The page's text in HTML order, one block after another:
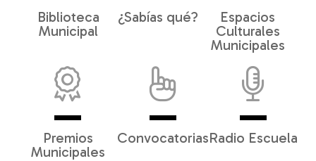
Biblioteca
Municipal
¿Sabías qué?
Espacios
Culturales
Municipales
Premios
Municipales
ConvocatoriasRadio Escuela